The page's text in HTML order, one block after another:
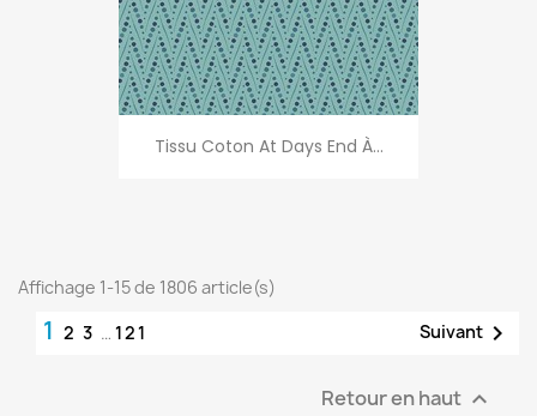
Tissu Coton At Days End À...
Affichage 1-15 de 1806 article(s)
1 2 3 … 121 Suivant 
Retour en haut 